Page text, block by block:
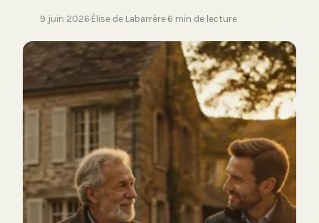
9 juin 2026·Élise de Labarrère·6 min de lecture